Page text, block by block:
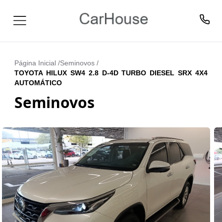
Página Inicial /Seminovos /
TOYOTA HILUX SW4 2.8 D-4D TURBO DIESEL SRX 4X4
AUTOMÁTICO
Seminovos